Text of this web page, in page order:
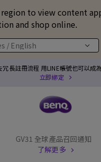
region to view content
and shop online.
/ English
冗長註冊流程 用LINE帳號也可以成
立即綁定
GV31 全球產品召回通知
了解更多